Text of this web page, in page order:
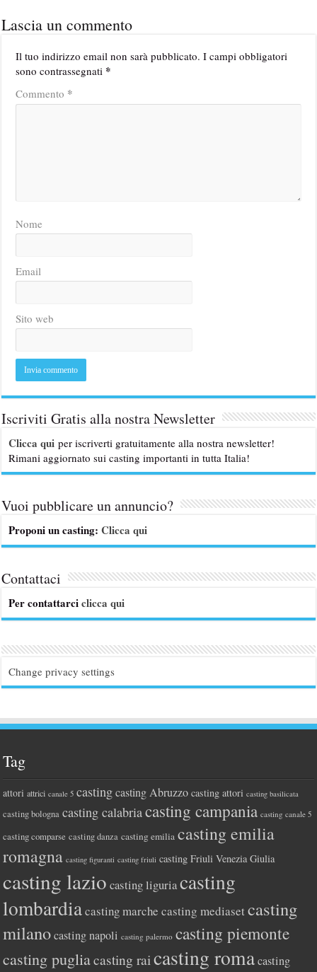
Lascia un commento
Il tuo indirizzo email non sarà pubblicato. I campi obbligatori
sono contrassegnati *
Commento *
Nome
Email
Sito web
Iscriviti Gratis alla nostra Newsletter
Clicca qui per iscriverti gratuitamente alla nostra newsletter!
Rimani aggiornato sui casting importanti in tutta Italia!
Vuoi pubblicare un annuncio?
Proponi un casting:Clicca qui
Contattaci
Per contattarciclicca qui
Change privacy settings
Tag
attori attrici canale 5 casting casting Abruzzo casting attori casting basilicata
casting bologna casting calabriacasting campania casting canale 5
casting comparse casting danza casting emilia casting emilia
romagna casting figuranti casting friuli casting Friuli Venezia Giulia
casting lazio casting liguriacasting
lombardiacasting marche casting mediasetcasting
milano casting napoli casting palermo casting piemonte
casting pugliacasting rai casting roma casting